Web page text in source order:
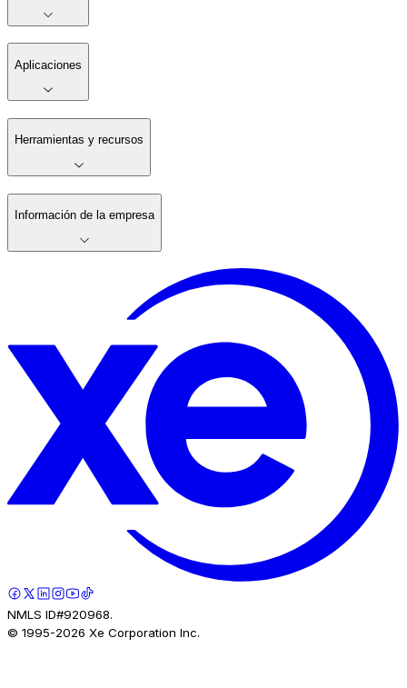
Aplicaciones
Herramientas y recursos
Información de la empresa
NMLS ID#920968.
© 1995-2026 Xe Corporation Inc.